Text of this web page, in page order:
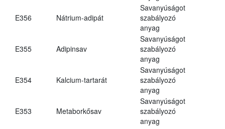
E356 Nátrium-adipát
Savanyúságot
szabályozó
anyag
E355 Adipinsav
Savanyúságot
szabályozó
anyag
E354 Kalcium-tartarát
Savanyúságot
szabályozó
anyag
E353 Metaborkősav
Savanyúságot
szabályozó
anyag